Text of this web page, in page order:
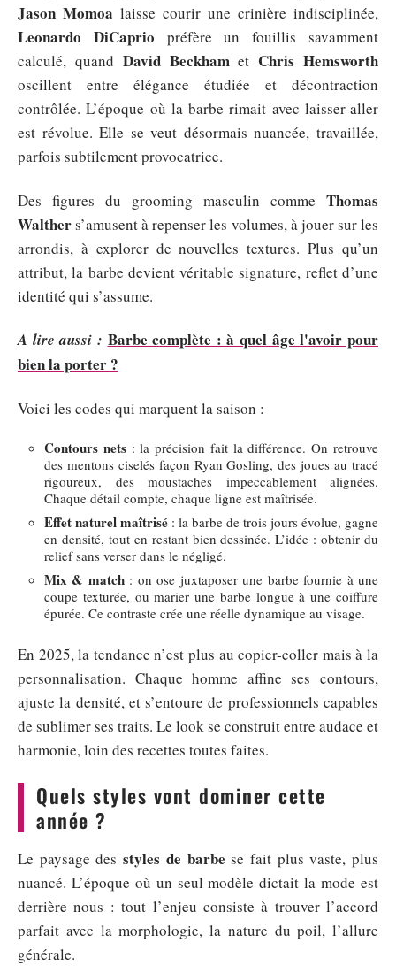
Jason Momoa laisse courir une crinière indisciplinée,
Leonardo DiCaprio préfère un fouillis savamment
calculé, quand David Beckhamet Chris Hemsworth
oscillent entre élégance étudiée et décontraction
contrôlée. L’époque où la barbe rimait avec laisser-aller
est révolue. Elle se veut désormais nuancée, travaillée,
parfois subtilement provocatrice.
Des figures du grooming masculin comme Thomas
Walthers’amusent à repenser les volumes, à jouer sur les
arrondis, à explorer de nouvelles textures. Plus qu’un
attribut, la barbe devient véritable signature, reflet d’une
identité qui s’assume.
A lire aussi : Barbe complète : à quel âge l'avoir pour
bien la porter ?
Voici les codes qui marquent la saison :
Contours nets: la précision fait la différence. On retrouve
des mentons ciselés façon Ryan Gosling, des joues au tracé
rigoureux, des moustaches impeccablement alignées.
Chaque détail compte, chaque ligne est maîtrisée.
Effet naturel maîtrisé : la barbe de trois jours évolue, gagne
en densité, tout en restant bien dessinée. L’idée : obtenir du
relief sans verser dans le négligé.
Mix & match: on ose juxtaposer une barbe fournie à une
coupe texturée, ou marier une barbe longue à une coiffure
épurée. Ce contraste crée une réelle dynamique au visage.
En 2025, la tendance n’est plus au copier-coller mais à la
personnalisation. Chaque homme affine ses contours,
ajuste la densité, et s’entoure de professionnels capables
de sublimer ses traits. Le look se construit entre audace et
harmonie, loin des recettes toutes faites.
Quels styles vont dominer cette
année ?
Le paysage desstyles de barbe se fait plus vaste, plus
nuancé. L’époque où un seul modèle dictait la mode est
derrière nous : tout l’enjeu consiste à trouver l’accord
parfait avec la morphologie, la nature du poil, l’allure
générale.